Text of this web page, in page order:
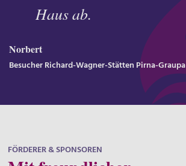
Haus ab.
Norbert
Besucher Richard-Wagner-Stätten Pirna-Graupa
FÖRDERER & SPONSOREN